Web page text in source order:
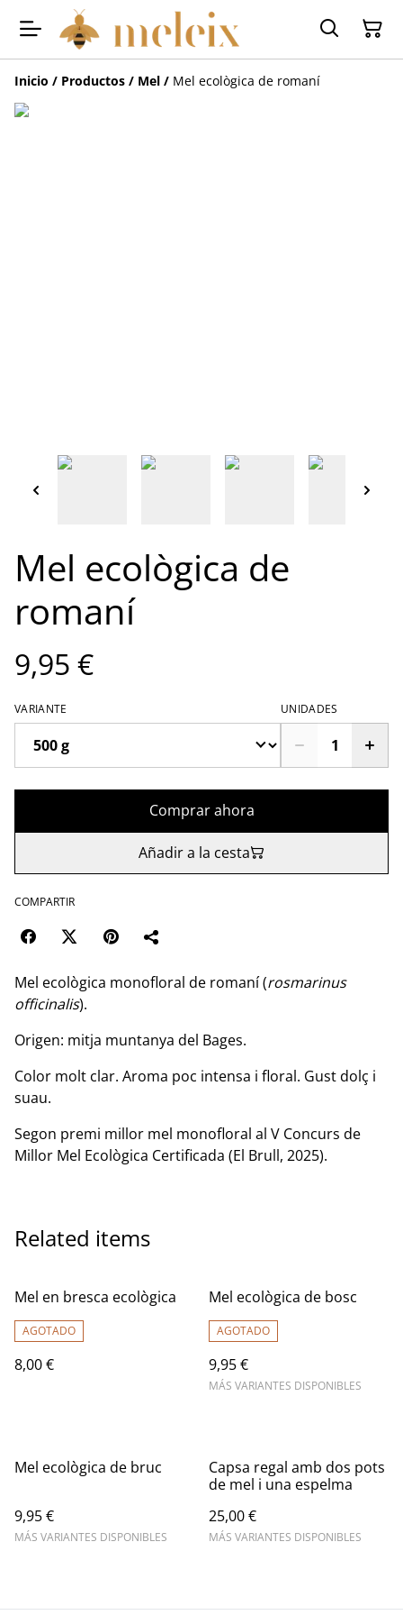
Inicio / Productos / Mel / Mel ecològica de romaní
Mel ecològica de
romaní
9,95 €
VARIANTE UNIDADES
Comprar ahora
Añadir a la cesta
COMPARTIR
Mel ecològica monofloral de romaní (rosmarinus
officinalis).
Origen: mitja muntanya del Bages.
Color molt clar. Aroma poc intensa i floral. Gust dolç i
suau.
Segon premi millor mel monofloral al V Concurs de
Millor Mel Ecològica Certificada (El Brull, 2025).
Related items
Mel en bresca ecològica
AGOTADO
8,00 €
Mel ecològica de bosc
AGOTADO
9,95 €
MÁS VARIANTES DISPONIBLES
Mel ecològica de bruc
9,95 €
MÁS VARIANTES DISPONIBLES
Capsa regal amb dos pots
de mel i una espelma
25,00 €
MÁS VARIANTES DISPONIBLES